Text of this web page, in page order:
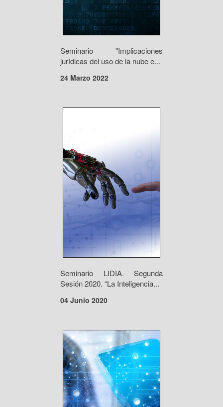
Seminario "Implicaciones
jurídicas del uso de la nube e...
24 Marzo 2022
Seminario LIDIA. Segunda
Sesión 2020. “La Inteligencia...
04 Junio 2020